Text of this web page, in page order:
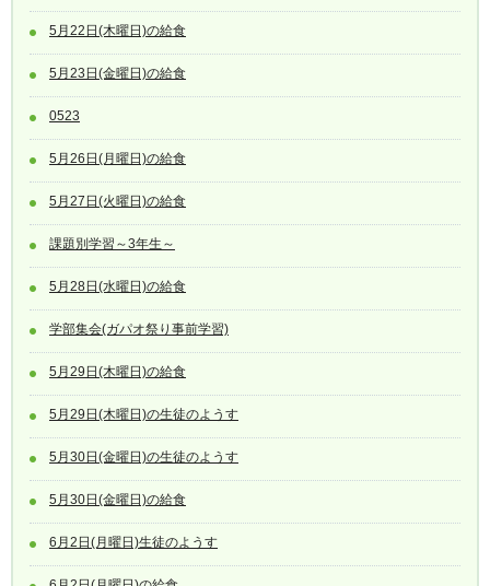
5月22日(木曜日)の給食
5月23日(金曜日)の給食
0523
5月26日(月曜日)の給食
5月27日(火曜日)の給食
課題別学習～3年生～
5月28日(水曜日)の給食
学部集会(ガパオ祭り事前学習)
5月29日(木曜日)の給食
5月29日(木曜日)の生徒のようす
5月30日(金曜日)の生徒のようす
5月30日(金曜日)の給食
6月2日(月曜日)生徒のようす